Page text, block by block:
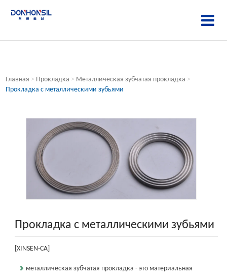
Главная > Прокладка > Металлическая зубчатая прокладка >
Прокладка с металлическими зубьями
Прокладка с металлическими зубьями
[XINSEN-CA]
металлическая зубчатая прокладка - это материальная